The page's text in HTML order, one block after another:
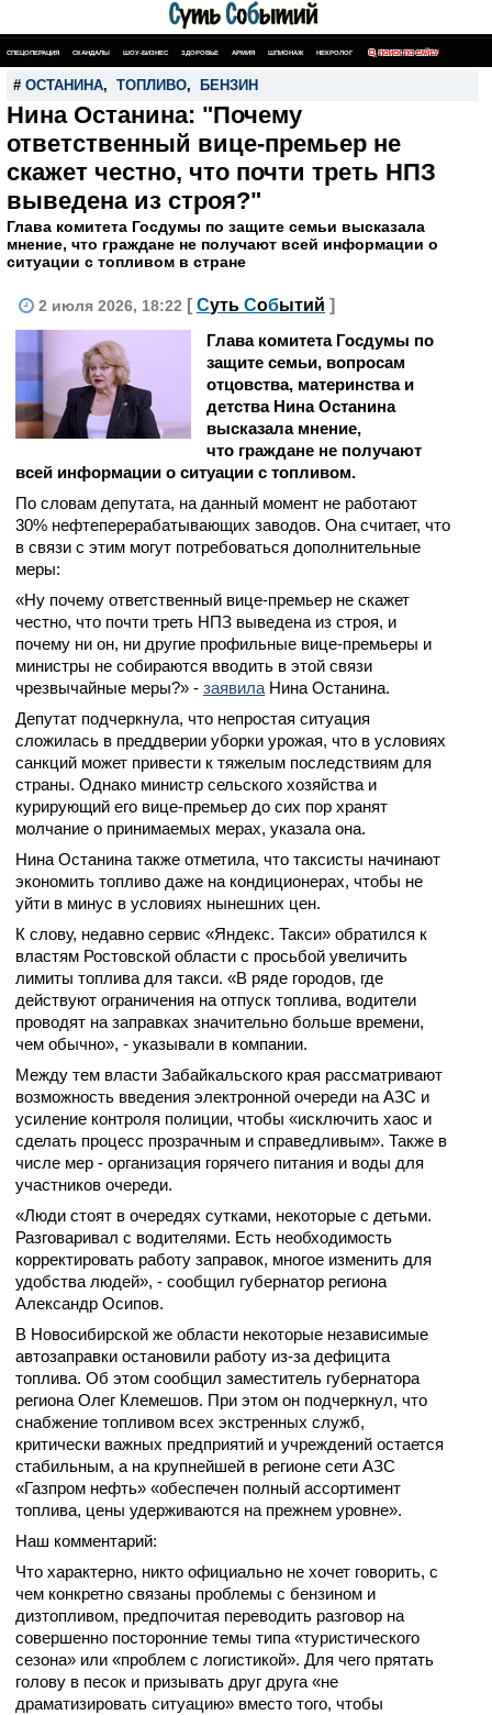
СПЕЦОПЕРАЦИЯ СКАНДАЛЫ ШОУ-БИЗНЕС ЗДОРОВЬЕ АРМИЯ ШПИОНАЖ НЕКРОЛОГ ПОИСК ПО САЙТУ
# ОСТАНИНА, ТОПЛИВО, БЕНЗИН
Нина Останина: "Почему
ответственный вице-премьер не
скажет честно, что почти треть НПЗ
выведена из строя?"
Глава комитета Госдумы по защите семьи высказала
мнение, что граждане не получают всей информации о
ситуации с топливом в стране
2 июля 2026, 18:22 [ Суть Событий ]
Глава комитета Госдумы по
защите семьи, вопросам
отцовства, материнства и
детства Нина Останина
высказала мнение,
что граждане не получают
всей информации о ситуации с топливом.
По словам депутата, на данный момент не работают
30% нефтеперерабатывающих заводов. Она считает, что
в связи с этим могут потребоваться дополнительные
меры:
«Ну почему ответственный вице-премьер не скажет
честно, что почти треть НПЗ выведена из строя, и
почему ни он, ни другие профильные вице-премьеры и
министры не собираются вводить в этой связи
чрезвычайные меры?» - заявила Нина Останина.
Депутат подчеркнула, что непростая ситуация
сложилась в преддверии уборки урожая, что в условиях
санкций может привести к тяжелым последствиям для
страны. Однако министр сельского хозяйства и
курирующий его вице-премьер до сих пор хранят
молчание о принимаемых мерах, указала она.
Нина Останина также отметила, что таксисты начинают
экономить топливо даже на кондиционерах, чтобы не
уйти в минус в условиях нынешних цен.
К слову, недавно сервис «Яндекс. Такси» обратился к
властям Ростовской области с просьбой увеличить
лимиты топлива для такси. «В ряде городов, где
действуют ограничения на отпуск топлива, водители
проводят на заправках значительно больше времени,
чем обычно», - указывали в компании.
Между тем власти Забайкальского края рассматривают
возможность введения электронной очереди на АЗС и
усиление контроля полиции, чтобы «исключить хаос и
сделать процесс прозрачным и справедливым». Также в
числе мер - организация горячего питания и воды для
участников очереди.
«Люди стоят в очередях сутками, некоторые с детьми.
Разговаривал с водителями. Есть необходимость
корректировать работу заправок, многое изменить для
удобства людей», - сообщил губернатор региона
Александр Осипов.
В Новосибирской же области некоторые независимые
автозаправки остановили работу из-за дефицита
топлива. Об этом сообщил заместитель губернатора
региона Олег Клемешов. При этом он подчеркнул, что
снабжение топливом всех экстренных служб,
критически важных предприятий и учреждений остается
стабильным, а на крупнейшей в регионе сети АЗС
«Газпром нефть» «обеспечен полный ассортимент
топлива, цены удерживаются на прежнем уровне».
Наш комментарий:
Что характерно, никто официально не хочет говорить, с
чем конкретно связаны проблемы с бензином и
дизтопливом, предпочитая переводить разговор на
совершенно посторонние темы типа «туристического
сезона» или «проблем с логистикой». Для чего прятать
голову в песок и призывать друг друга «не
драматизировать ситуацию» вместо того, чтобы